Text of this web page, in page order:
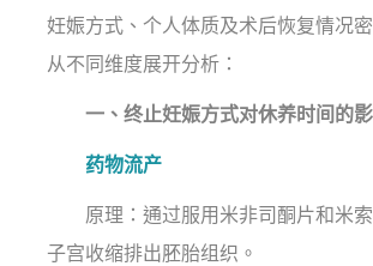
妊娠方式、个人体质及术后恢复情况
从不同维度展开分析：
一、终止妊娠方式对休养时间的
药物流产
原理：通过服用米非司酮片和米索
子宫收缩排出胚胎组织。